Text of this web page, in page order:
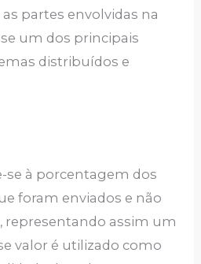
partes envolvidas na
um dos principais
distribuídos e
se à porcentagem dos
foram enviados e não
representando assim um
valor é utilizado como